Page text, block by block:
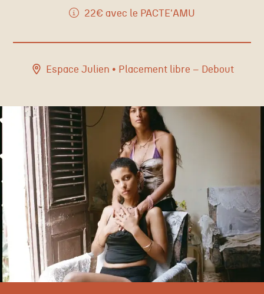
22€ avec le PACTE'AMU
Espace Julien • Placement libre – Debout